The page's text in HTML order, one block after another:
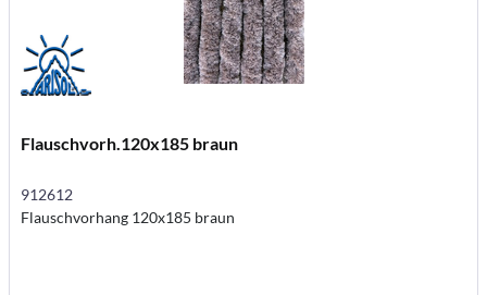
Flauschvorh.120x185 braun
912612
Flauschvorhang 120x185 braun